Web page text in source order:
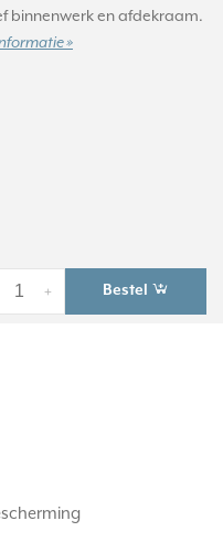
binnenwerk en afdekraam.
»
+ Bestel